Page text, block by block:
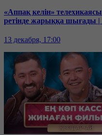
«Аппақ келін»
ретінде жарыққа шығады
13 декабря, 17:00